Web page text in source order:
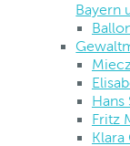
Bayern
Hans
Fritz